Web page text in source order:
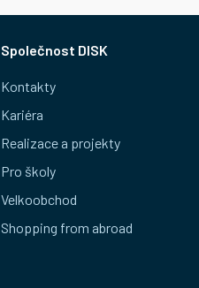
Společnost DISK
Kontakty
Kariéra
Realizace a projekty
Pro školy
Velkoobchod
Shopping from abroad